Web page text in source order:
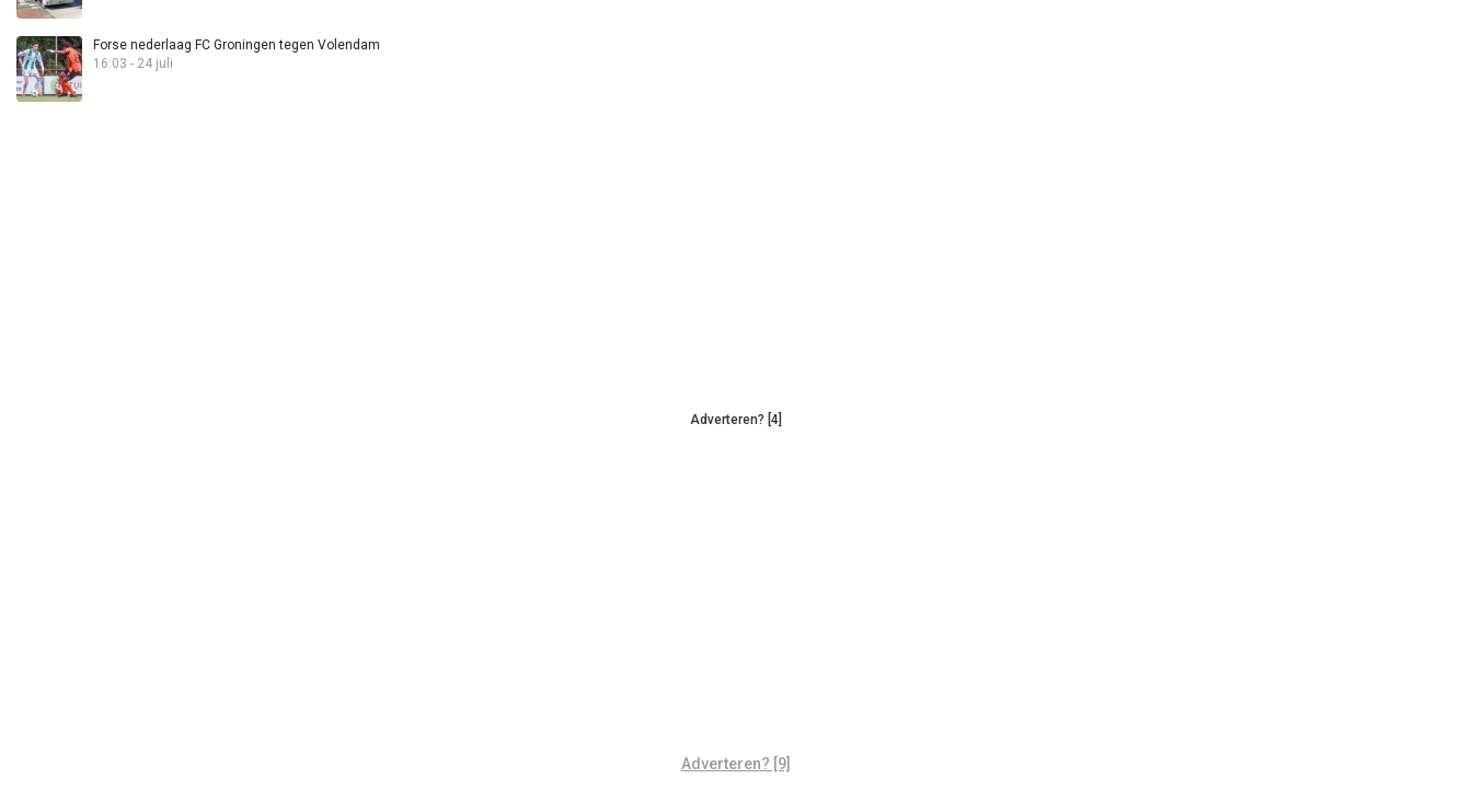
Forse nederlaag FC Groningen tegen Volendam
16:03 - 24 juli
Adverteren? [4]
Adverteren? [9]